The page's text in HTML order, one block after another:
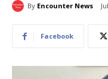
By Encounter News
Facebook